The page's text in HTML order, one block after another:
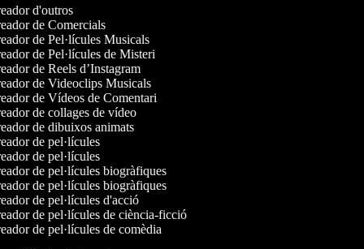
d'outros
de Comercials
de Pel·lícules Musicals
de Pel·lícules de Misteri
de Reels d’Instagram
de Videoclips Musicals
de Vídeos de Comentari
de collages de vídeo
de dibuixos animats
de pel·lícules
de pel·lícules
de pel·lícules biogràfiques
de pel·lícules biogràfiques
de pel·lícules d'acció
de pel·lícules de ciència-ficció
de pel·lícules de comèdia